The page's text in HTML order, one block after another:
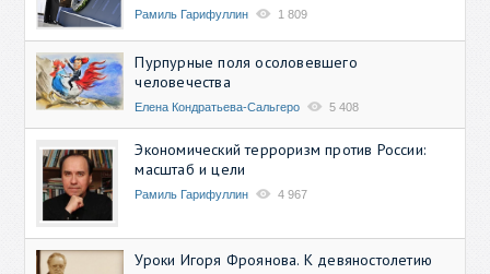
Рамиль Гарифуллин 1 809
Пурпурные поля осоловевшего
человечества
Елена Кондратьева-Сальгеро 5 408
Экономический терроризм против России:
масштаб и цели
Рамиль Гарифуллин 4 967
Уроки Игоря Фроянова. К девяностолетию